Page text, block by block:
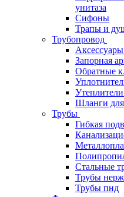
унитаза
Сифоны
Трапы и
Трубопровод
Запорная
Обратные
Шланги
Трубы
Гибкая
Стальные
Трубы
Трубы пнд